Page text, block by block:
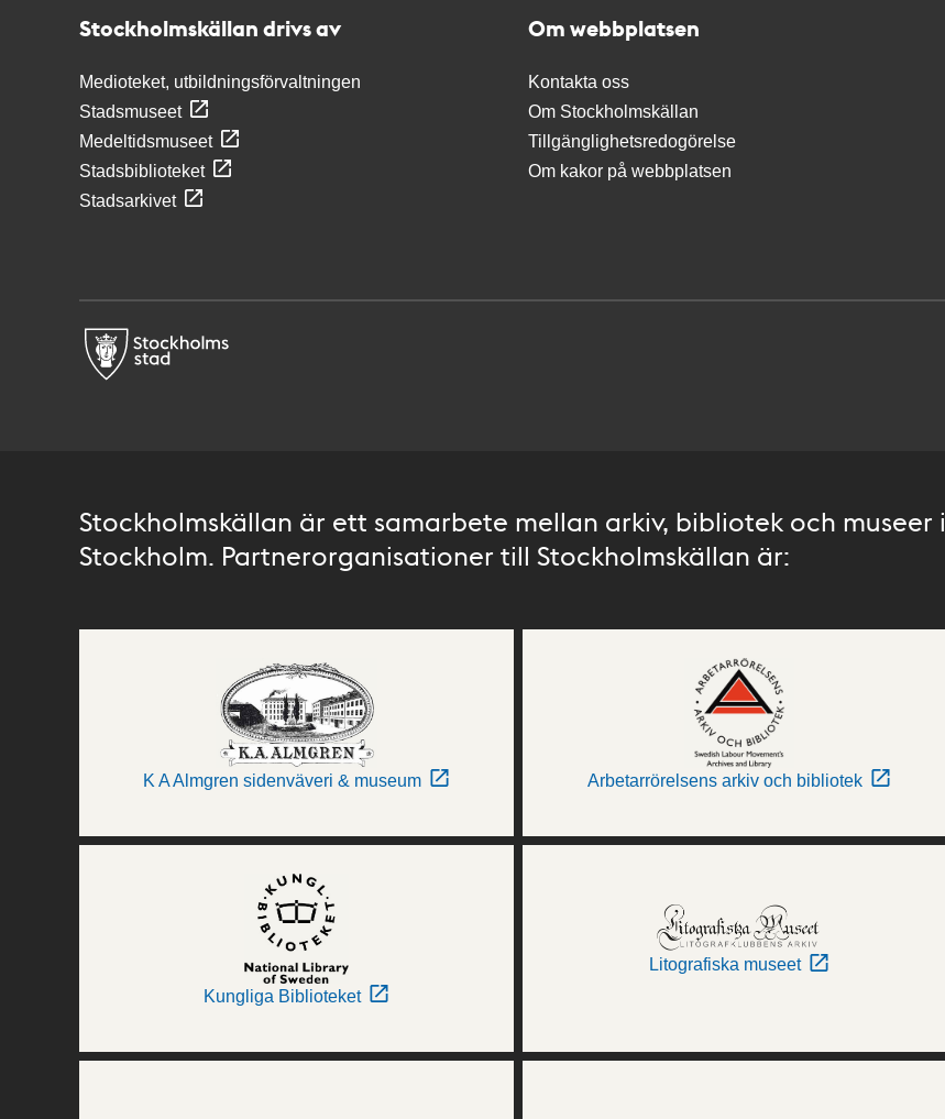
Stockholmskällan drivs av
Medioteket, utbildningsförvaltningen
Stadsmuseet
Medeltidsmuseet
Stadsbiblioteket
Stadsarkivet
Om webbplatsen
Kontakta oss
Om Stockholmskällan
Tillgänglighetsredogörelse
Om kakor på webbplatsen
Stockholmskällan är ett samarbete mellan arkiv, bibliotek och museer i
Stockholm. Partnerorganisationer till Stockholmskällan är:
K A Almgren sidenväveri & museum Arbetarrörelsens arkiv och bibliotek
Kungliga Biblioteket
Litografiska museet